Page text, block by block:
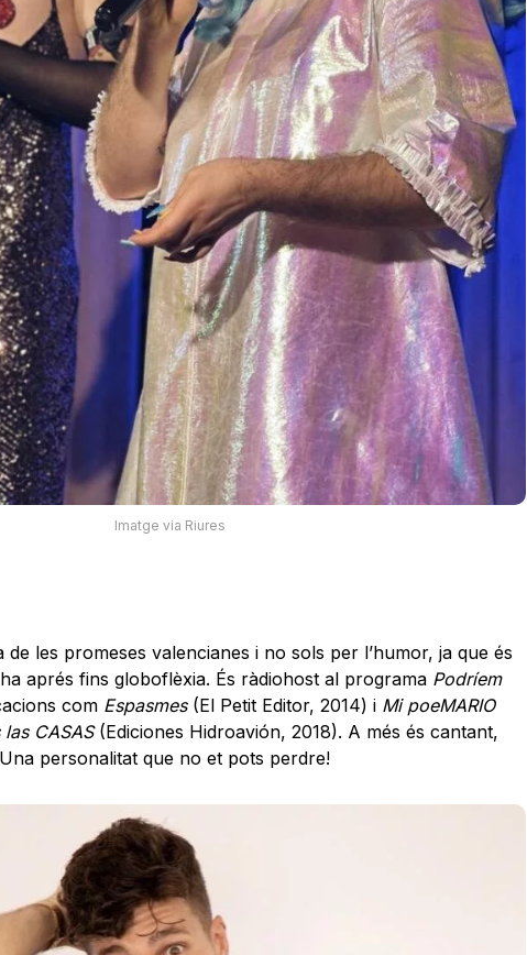
Imatge via Riures
les promeses valencianes i no sols per l’humor, ja que és
aprés fins globoflèxia. És ràdiohost al programa Podríem
com Espasmes(El Petit Editor, 2014) i Mi poeMARIO
CASAS(Ediciones Hidroavión, 2018). A més és cantant,
personalitat que no et pots perdre!